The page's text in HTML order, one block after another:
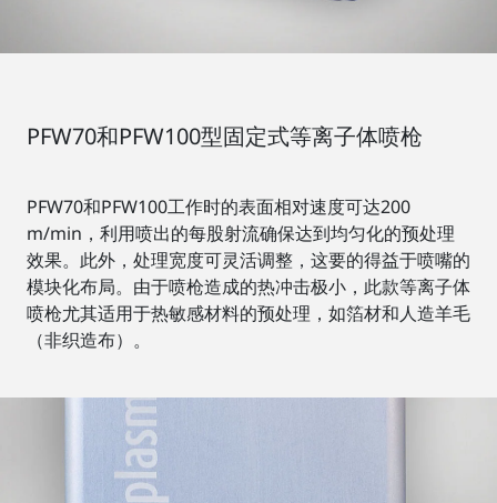
PFW70和PFW100型固定式等离子体喷枪
PFW70和PFW100工作时的表面相对速度可达200
m/min，利用喷出的每股射流确保达到均匀化的预处理
效果。此外，处理宽度可灵活调整，这要的得益于喷嘴的
模块化布局。由于喷枪造成的热冲击极小，此款等离子体
喷枪尤其适用于热敏感材料的预处理，如箔材和人造羊毛
（非织造布）。